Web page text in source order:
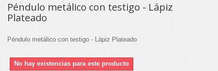
Péndulo metálico con testigo - Lápiz
Plateado
Péndulo metálico con testigo - Lápiz Plateado
No hay existencias para este producto